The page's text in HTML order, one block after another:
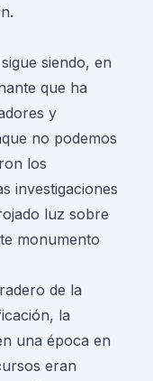
siendo, en
que ha
y
no podemos
los
investigaciones
luz sobre
monumento
de la
la
una época en
eran